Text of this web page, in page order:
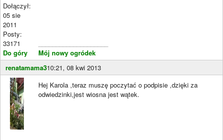
Dołączył:
05 sie
2011
Posty:
33171
Do góry
Mój nowy ogródek
renatamama310:21, 08 kwi 2013
Hej Karola ,teraz muszę poczytać o podpisie ,dzięki za
odwiedzinki,jest wiosna jest wątek.